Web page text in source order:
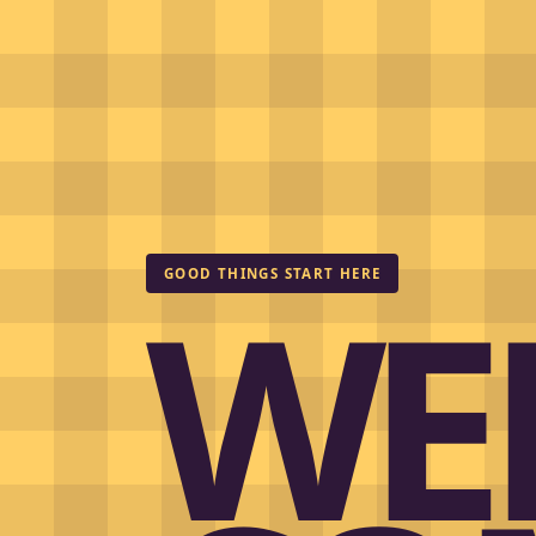
GOOD THINGS START HERE